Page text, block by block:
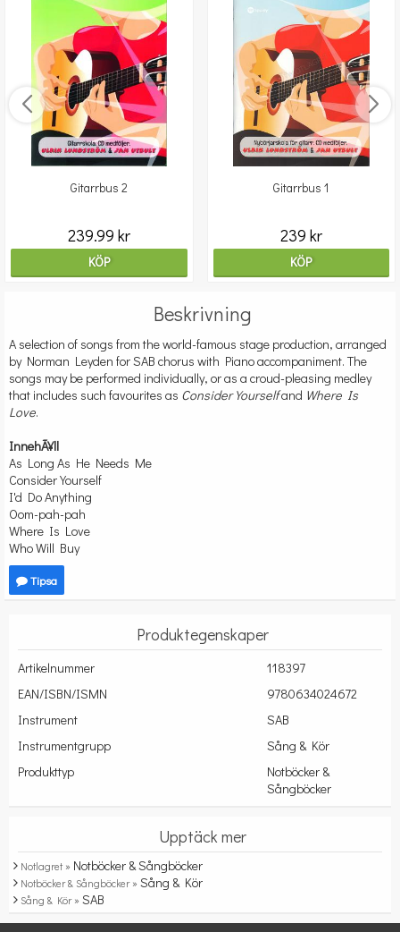
Gitarrbus 2
239.99 kr
KÖP
Gitarrbus 1
239 kr
KÖP
Beskrivning
A selection of songs from the world-famous stage production, arranged
by Norman Leyden for SAB chorus with Piano accompaniment. The
songs may be performed individually, or as a croud-pleasing medley
that includes such favourites as Consider Yourselfand Where Is
Love.
InnehÃ¥ll
As Long As He Needs Me
Consider Yourself
I'd Do Anything
Oom-pah-pah
Where Is Love
Who Will Buy
Tipsa
Produktegenskaper
Artikelnummer
118397
EAN/ISBN/ISMN
9780634024672
Instrument
SAB
Instrumentgrupp
Sång & Kör
Produkttyp
Notböcker &
Sångböcker
Upptäck mer
Notlagret » Notböcker & Sångböcker
Notböcker & Sångböcker » Sång & Kör
Sång & Kör » SAB